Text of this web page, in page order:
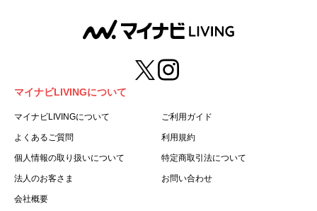
第３条（用語の定義）
１.「本サ―ビス」とは、第１章第１条で規定する当社が運
営するマイナビLIVINGを意味します。
２.「利用者」とは、第１章第２条に規定する本サービスを
利用する個人を意味します。
３.「本サイト」とは、当社が運営する本サービスに関する
ます。
５.「会員」とは、第２章第１条に基づき会員登録が完了し
た個人を意味します。
マイナビLIVINGについて
マイナビLIVINGについて ご利用ガイド
よくあるご質問 利用規約
個人情報の取り扱いについて 特定商取引法について
法人のお客さま お問い合わせ
会社概要